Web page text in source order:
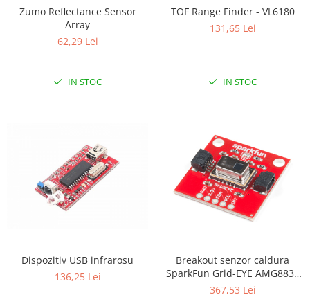
Releu
Breadboard
Cabluri
Sticker
Componente
Zumo Reflectance Sensor
Array
62,29 Lei
IN STOC
TOF Range Finder - VL6180
131,65 Lei
IN STOC
Dispozitiv USB infrarosu
136,25 Lei
Breakout senzor caldura
SparkFun Grid-EYE AMG8833
(Qwiic)
367,53 Lei